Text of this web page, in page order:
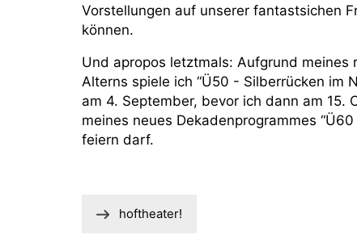
Vorstellungen auf unserer fantastsichen
können.
Und apropos letztmals: Aufgrund meines
Alterns spiele ich “Ü50 - Silberrücken im
am 4. September, bevor ich dann am 15.
meines neues Dekadenprogrammes
feiern darf.
hoftheater!